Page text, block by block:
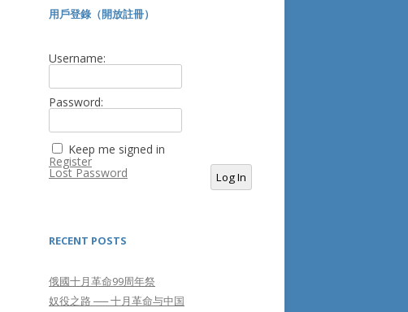
用戶登錄（開放註冊）
Username:
Password:
Keep me signed in
Log In
Register
Lost Password
RECENT POSTS
俄國十月革命99周年祭
奴役之路 ── 十月革命与中国